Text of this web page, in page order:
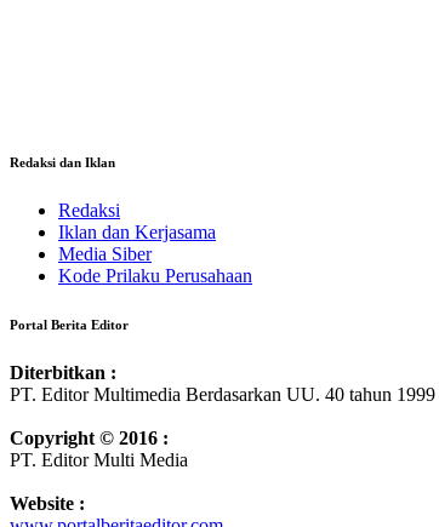
Redaksi dan Iklan
Redaksi
Iklan dan Kerjasama
Media Siber
Kode Prilaku Perusahaan
Portal Berita Editor
Diterbitkan :
PT. Editor Multimedia Berdasarkan UU. 40 tahun 1999
Copyright © 2016 :
PT. Editor Multi Media
Website :